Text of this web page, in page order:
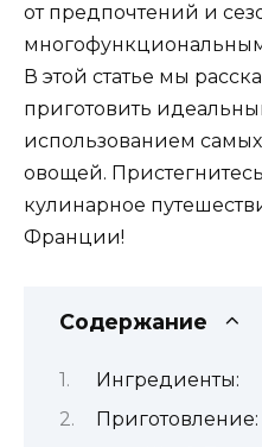
от предпочтений и
В этой статье мы
приготовить
использованием
овощей.
кулинарное
Франции!
Содержание
Ингредиенты:
Приготовление: